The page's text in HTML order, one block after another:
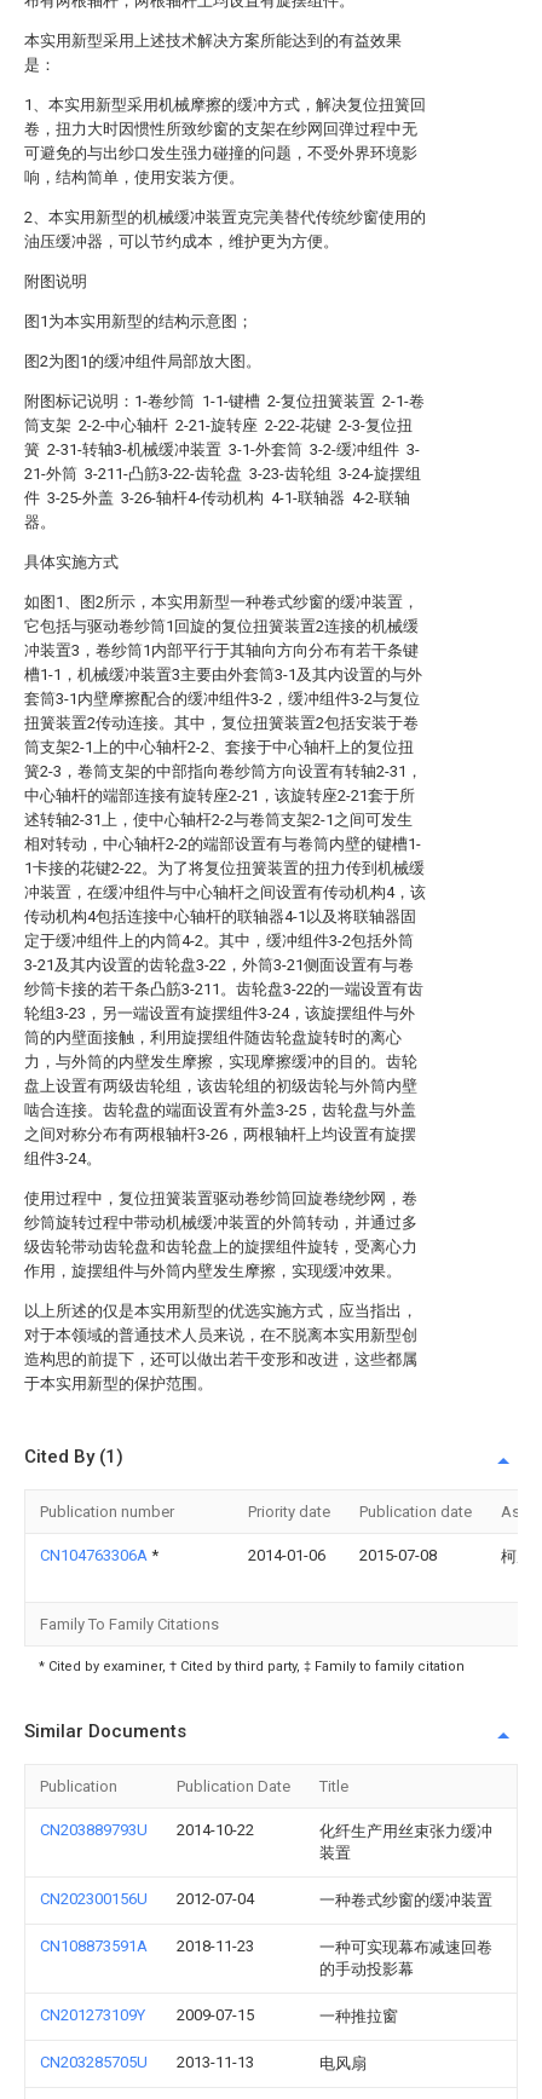
本实用新型采用上述技术解决方案所能达到的有益效果
是：
1、本实用新型采用机械摩擦的缓冲方式，解决复位扭簧回
卷，扭力大时因惯性所致纱窗的支架在纱网回弹过程中无
可避免的与出纱口发生强力碰撞的问题，不受外界环境影
响，结构简单，使用安装方便。
2、本实用新型的机械缓冲装置克完美替代传统纱窗使用的
油压缓冲器，可以节约成本，维护更为方便。
附图说明
图1为本实用新型的结构示意图；
图2为图1的缓冲组件局部放大图。
附图标记说明：1-卷纱筒 1-1-键槽 2-复位扭簧装置 2-1-卷
筒支架 2-2-中心轴杆 2-21-旋转座 2-22-花键 2-3-复位扭
簧 2-31-转轴3-机械缓冲装置 3-1-外套筒 3-2-缓冲组件 3-
21-外筒 3-211-凸筋3-22-齿轮盘 3-23-齿轮组 3-24-旋摆组
件 3-25-外盖 3-26-轴杆4-传动机构 4-1-联轴器 4-2-联轴
器。
具体实施方式
如图1、图2所示，本实用新型一种卷式纱窗的缓冲装置，
它包括与驱动卷纱筒1回旋的复位扭簧装置2连接的机械缓
冲装置3，卷纱筒1内部平行于其轴向方向分布有若干条键
槽1-1，机械缓冲装置3主要由外套筒3-1及其内设置的与外
套筒3-1内壁摩擦配合的缓冲组件3-2，缓冲组件3-2与复位
扭簧装置2传动连接。其中，复位扭簧装置2包括安装于卷
筒支架2-1上的中心轴杆2-2、套接于中心轴杆上的复位扭
簧2-3，卷筒支架的中部指向卷纱筒方向设置有转轴2-31，
中心轴杆的端部连接有旋转座2-21，该旋转座2-21套于所
述转轴2-31上，使中心轴杆2-2与卷筒支架2-1之间可发生
相对转动，中心轴杆2-2的端部设置有与卷筒内壁的键槽1-
1卡接的花键2-22。为了将复位扭簧装置的扭力传到机械缓
冲装置，在缓冲组件与中心轴杆之间设置有传动机构4，该
传动机构4包括连接中心轴杆的联轴器4-1以及将联轴器固
定于缓冲组件上的内筒4-2。其中，缓冲组件3-2包括外筒
3-21及其内设置的齿轮盘3-22，外筒3-21侧面设置有与卷
纱筒卡接的若干条凸筋3-211。齿轮盘3-22的一端设置有齿
轮组3-23，另一端设置有旋摆组件3-24，该旋摆组件与外
筒的内壁面接触，利用旋摆组件随齿轮盘旋转时的离心
力，与外筒的内壁发生摩擦，实现摩擦缓冲的目的。齿轮
盘上设置有两级齿轮组，该齿轮组的初级齿轮与外筒内壁
啮合连接。齿轮盘的端面设置有外盖3-25，齿轮盘与外盖
之间对称分布有两根轴杆3-26，两根轴杆上均设置有旋摆
组件3-24。
使用过程中，复位扭簧装置驱动卷纱筒回旋卷绕纱网，卷
纱筒旋转过程中带动机械缓冲装置的外筒转动，并通过多
级齿轮带动齿轮盘和齿轮盘上的旋摆组件旋转，受离心力
作用，旋摆组件与外筒内壁发生摩擦，实现缓冲效果。
以上所述的仅是本实用新型的优选实施方式，应当指出，
对于本领域的普通技术人员来说，在不脱离本实用新型创
造构思的前提下，还可以做出若干变形和改进，这些都属
于本实用新型的保护范围。
Cited By (1)
Publication number Priority date Publication date
CN104763306A * 2014-01-06 2015-07-08 柯厚
Family To Family Citations
* Cited by examiner, † Cited by third party, ‡ Family to family citation
Similar Documents
Publication Publication Date Title
CN203889793U 2014-10-22
化纤生产用丝束张力缓冲
装置
CN202300156U 2012-07-04 一种卷式纱窗的缓冲装置
CN108873591A 2018-11-23
一种可实现幕布减速回卷
的手动投影幕
CN201273109Y 2009-07-15 一种推拉窗
CN203285705U 2013-11-13 电风扇